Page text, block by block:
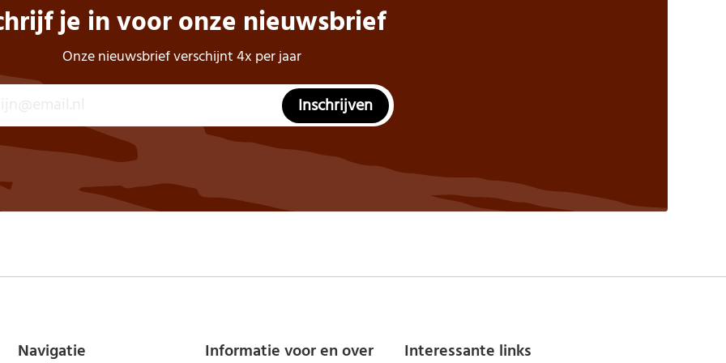
je in voor onze nieuwsbrief
Onze nieuwsbrief verschijnt 4x per jaar
Inschrijven
Navigatie Informatie voor en over Interessante links